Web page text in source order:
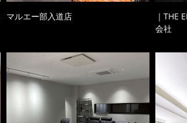
マルエー部入道店
｜THE
会社